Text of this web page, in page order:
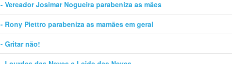
- Vereador Josimar Nogueira parabeniza as mães
- Rony Piettro parabeniza as mamães em geral
- Gritar não!